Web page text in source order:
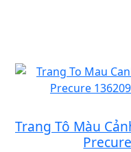
Trang Tô Màu
Precure